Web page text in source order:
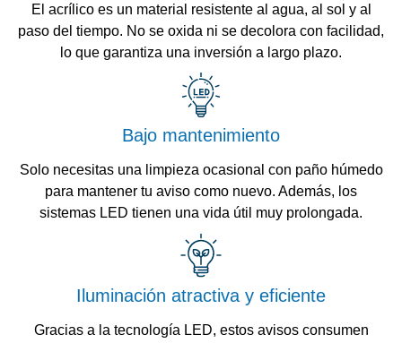
El acrílico es un material resistente al agua, al sol y al
paso del tiempo. No se oxida ni se decolora con facilidad,
lo que garantiza una inversión a largo plazo.
Bajo mantenimiento
Solo necesitas una limpieza ocasional con paño húmedo
para mantener tu aviso como nuevo. Además, los
sistemas LED tienen una vida útil muy prolongada.
Iluminación atractiva y eficiente
Gracias a la tecnología LED, estos avisos consumen